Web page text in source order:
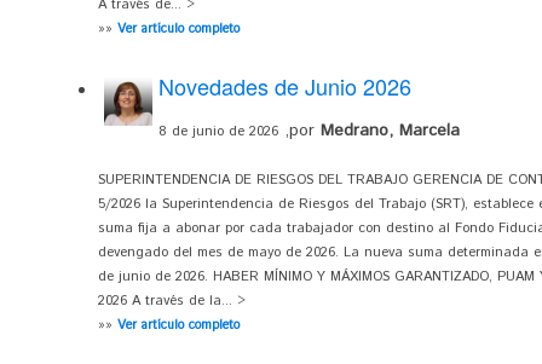
A través de... >
»» Ver artículo completo
Novedades de Junio 2026
8 de junio de 2026 ,por Medrano, Marcela
SUPERINTENDENCIA DE RIESGOS DEL TRABAJO GERENCIA DE
5/2026 la Superintendencia de Riesgos del Trabajo (SRT),
suma fija a abonar por cada trabajador con destino al Fondo
devengado del mes de mayo de 2026. La nueva suma
de junio de 2026. HABER MÍNIMO Y MÁXIMOS GARANTIZADO, PUAM
2026 A través de la... >
»» Ver artículo completo